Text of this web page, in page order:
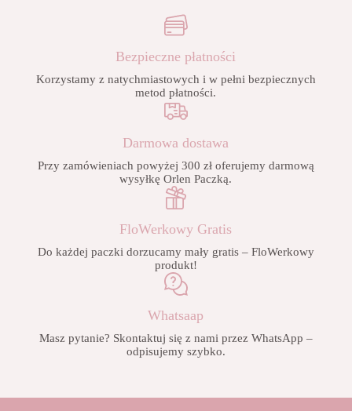
Bezpieczne płatności
Korzystamy z natychmiastowych i w pełni bezpiecznych
metod płatności.
Darmowa dostawa
Przy zamówieniach powyżej 300 zł oferujemy darmową
wysyłkę Orlen Paczką.
FloWerkowy Gratis
Do każdej paczki dorzucamy mały gratis – FloWerkowy
produkt!
Whatsaap
Masz pytanie? Skontaktuj się z nami przez WhatsApp –
odpisujemy szybko.